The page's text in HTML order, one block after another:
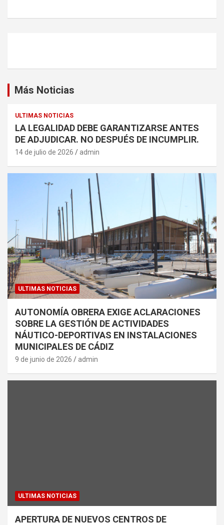
Más Noticias
ULTIMAS NOTICIAS
LA LEGALIDAD DEBE GARANTIZARSE ANTES
DE ADJUDICAR. NO DESPUÉS DE INCUMPLIR.
14 de julio de 2026 admin
ULTIMAS NOTICIAS
AUTONOMÍA OBRERA EXIGE ACLARACIONES
SOBRE LA GESTIÓN DE ACTIVIDADES
NÁUTICO-DEPORTIVAS EN INSTALACIONES
MUNICIPALES DE CÁDIZ
9 de junio de 2026 admin
ULTIMAS NOTICIAS
APERTURA DE NUEVOS CENTROS DE